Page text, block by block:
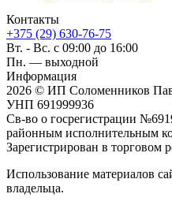
Контакты
+375 (29) 630-76-75
Вт. - Вс. с 09:00 до 16:00
Пн. — выходной
Информация
2026 © ИП Соломенников
УНП 691999936
Св-во о госрегистрации
районным исполнительным
Зарегистрирован в торговом
Использование материалов
владельца.